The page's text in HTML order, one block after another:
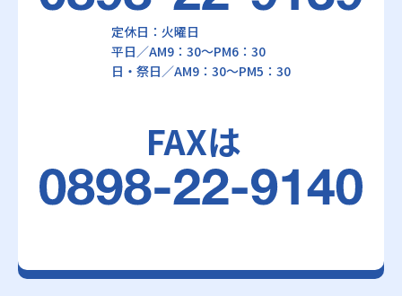
定休日：火曜日
平日／AM9：30～PM6：30
日・祭日／AM9：30～PM5：30
FAXは